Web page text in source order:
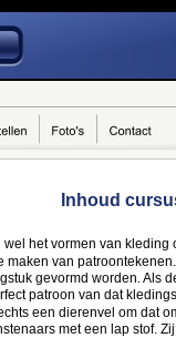
Inhoud
het vormen van
maken van
gevormd worden. Als
patroon van dat
een dierenvel om dat
met een lap stof.